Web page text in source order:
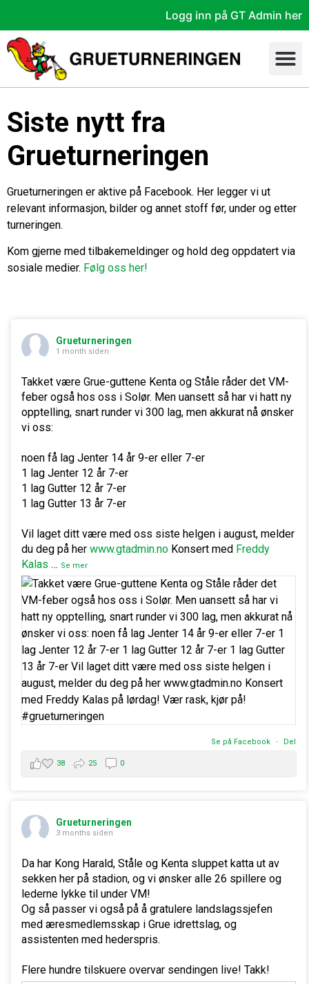
Logg inn på GT Admin her
Siste nytt fra
Grueturneringen
Grueturneringen er aktive på Facebook. Her legger vi ut
relevant informasjon, bilder og annet stoff før, under og etter
turneringen.
Kom gjerne med tilbakemeldinger og hold deg oppdatert via
sosiale medier. Følg oss her!
Grueturneringen
1 month siden
Takket være Grue-guttene Kenta og Ståle råder det VM-
feber også hos oss i Solør. Men uansett så har vi hatt ny
opptelling, snart runder vi 300 lag, men akkurat nå ønsker
vi oss:
noen få lag Jenter 14 år 9-er eller 7-er
1 lag Jenter 12 år 7-er
1 lag Gutter 12 år 7-er
1 lag Gutter 13 år 7-er
Vil laget ditt være med oss siste helgen i august, melder
du deg på herwww.gtadmin.no Konsert med Freddy
Kalas … Se mer
Se på Facebook · Del
38 25 0
Grueturneringen
3 months siden
Da har Kong Harald, Ståle og Kenta sluppet katta ut av
sekken her på stadion, og vi ønsker alle 26 spillere og
lederne lykke til under VM!
Og så passer vi også på å gratulere landslagssjefen
med æresmedlemsskap i Grue idrettslag, og
assistenten med hederspris.
Flere hundre tilskuere overvar sendingen live! Takk!